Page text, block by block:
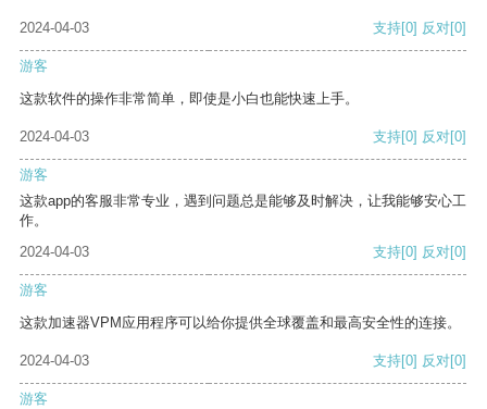
2024-04-03 支持[0] 反对[0]
游客
这款软件的操作非常简单，即使是小白也能快速上手。
2024-04-03 支持[0] 反对[0]
游客
这款app的客服非常专业，遇到问题总是能够及时解决，让我能够安心工
作。
2024-04-03
支持[0] 反对[0]
游客
这款加速器VPM应用程序可以给你提供全球覆盖和最高安全性的连接。
2024-04-03 支持[0] 反对[0]
游客